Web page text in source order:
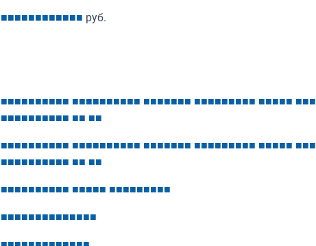
■■■■■■■■■■■■ руб.
■■■■■■■■■■ ■■■■■■■■■■ ■■■■■■■ ■■■■■■■■■ ■■■■■ ■■■
■■■■■■■■■■ ■■ ■■
■■■■■■■■■■ ■■■■■■■■■■ ■■■■■■■ ■■■■■■■■■ ■■■■■ ■■■
■■■■■■■■■■ ■■ ■■
■■■■■■■■■■ ■■■■■ ■■■■■■■■■
■■■■■■■■■■■■■■